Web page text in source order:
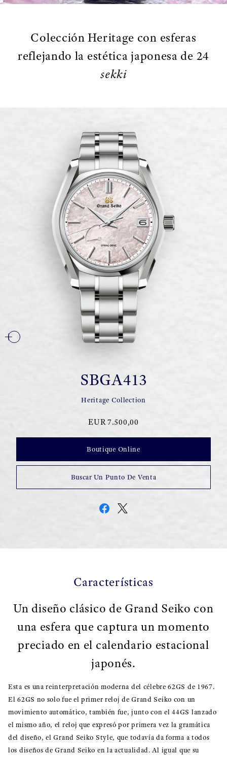
Colección Heritage con esferas
reflejando la estética japonesa de 24
sekki
SBGA413
Heritage Collection
EUR 7.500,00
Boutique Online
Buscar Un Punto De Venta
Características
Un diseño clásico de Grand Seiko con
una esfera que captura un momento
preciado en el calendario estacional
japonés.
Esta es una reinterpretación moderna del célebre 62GS de 1967.
El 62GS no solo fue el primer reloj de Grand Seiko con un
movimiento automático, también fue, junto con el 44GS lanzado
el mismo año, el reloj que expresó por primera vez la gramática
del diseño, el Grand Seiko Style, que todavía da forma a todos
los diseños de Grand Seiko en la actualidad. Al igual que su